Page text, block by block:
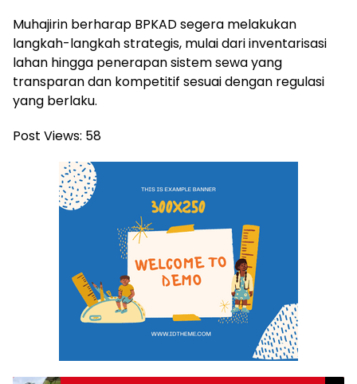
Muhajirin berharap BPKAD segera melakukan
langkah-langkah strategis, mulai dari inventarisasi
lahan hingga penerapan sistem sewa yang
transparan dan kompetitif sesuai dengan regulasi
yang berlaku.
Post Views: 58